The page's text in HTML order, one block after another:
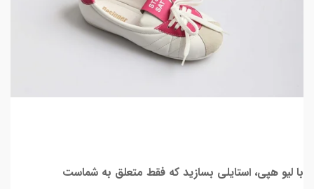
با لیو هپی، استایلی بسازید که فقط متعلق به شماست